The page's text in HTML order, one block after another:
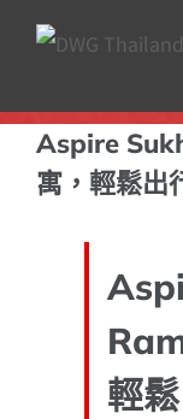
Skip
Aspire
寓，輕鬆出
輕